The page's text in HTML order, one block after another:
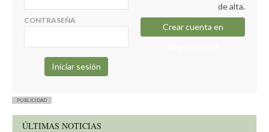
CONTRASEÑA
de alta.
Crear cuenta en
PUBLICIDAD
ÚLTIMAS NOTICIAS